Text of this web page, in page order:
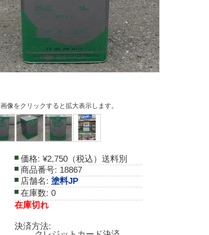
画像をクリックすると拡大表示します。
価格: ¥2,750（税込）送料別
商品番号: 18867
店舗名: 塗料JP
在庫数: 0
在庫切れ
決済方法: